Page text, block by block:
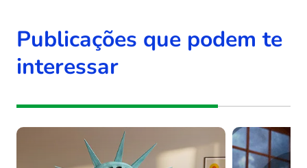
Publicações que podem te
interessar